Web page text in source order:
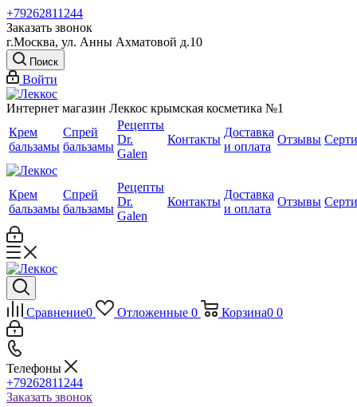
+79262811244
Заказать звонок
г.Москва, ул. Анны Ахматовой д.10
Поиск
Войти
Интернет магазин Леккос крымская косметика №1
Крем
бальзамы
Спрей
бальзамы
Рецепты
Dr.
Galen
Контакты
Доставка
и оплата
Отзывы
Крем
бальзамы
Спрей
бальзамы
Рецепты
Dr.
Galen
Контакты
Доставка
и оплата
Отзывы
Сравнение0 Отложенные 0 Корзина0 0
Телефоны
+79262811244
Заказать звонок